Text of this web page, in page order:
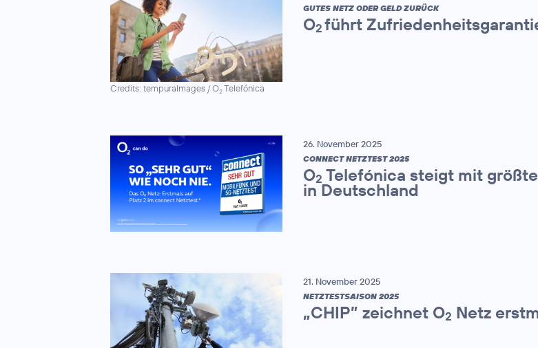
Credits: tempuraImages / O2Telefónica
GUTES NETZ ODER GELD ZURÜCK
O2führt
26. November 2025
CONNECT NETZTEST 2025
O2 Telefónica steigt mit
in Deutschland
21. November 2025
NETZTESTSAISON 2025
„CHIP” zeichnet O2 Netz